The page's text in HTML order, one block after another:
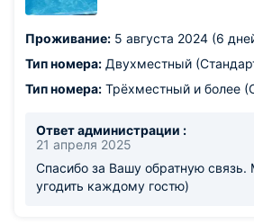
очень нравилось там купаться. Есть
морю встречаются небольшие
с фруктами и домашними
Из недостатков: -
Проживание: 5 августа 2024 (6
Тип номера: Двухместный
Тип номера: Трёхместный и более
Ответ администрации :
21 апреля 2025
Спасибо за Вашу обратную
угодить каждому гостю)